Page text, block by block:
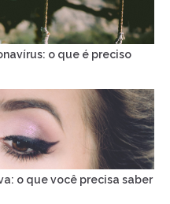
o que é preciso
o que você precisa saber